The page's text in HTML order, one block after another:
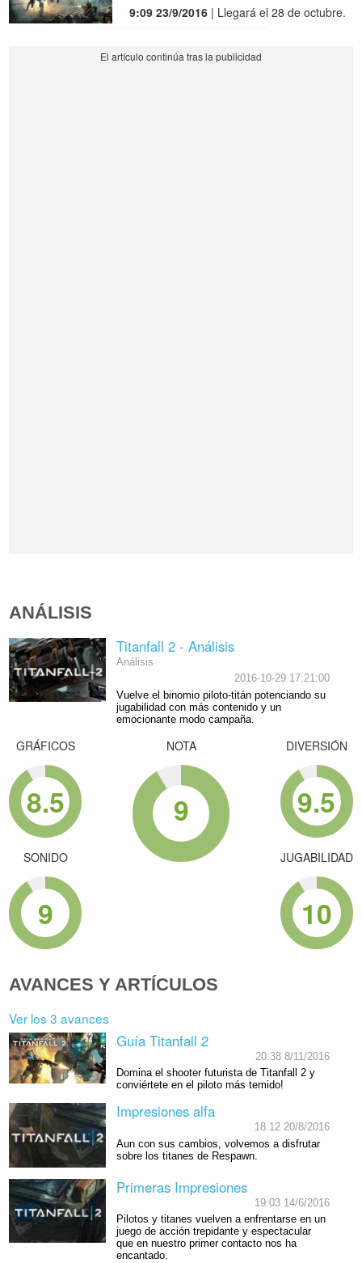
9:09 23/9/2016 | Llegará el 28 de octubre.
ANÁLISIS
Titanfall 2 - Análisis
Análisis
2016-10-29 17:21:00
Vuelve el binomio piloto-titán potenciando su
jugabilidad con más contenido y un
emocionante modo campaña.
GRÁFICOS
8.5
SONIDO
9
NOTA
9
DIVERSIÓN
9.5
JUGABILIDAD
10
AVANCES Y ARTÍCULOS
Ver los 3 avances
Guía Titanfall 2
20:38 8/11/2016
Domina el shooter futurista de Titanfall 2 y
conviértete en el piloto más temido!
Impresiones alfa
18:12 20/8/2016
Aun con sus cambios, volvemos a disfrutar
sobre los titanes de Respawn.
Primeras Impresiones
19:03 14/6/2016
Pilotos y titanes vuelven a enfrentarse en un
juego de acción trepidante y espectacular
que en nuestro primer contacto nos ha
encantado.